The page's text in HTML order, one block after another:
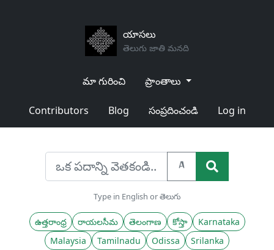
యాసలు
తెలుగు జాతి మనది
మా గురించి ప్రాంతాలు
Contributors Blog సంప్రదించండి Log in
A
Type in English or తెలుగు
ఉత్తరాంధ్ర రాయలసీమ తెలంగాణ కోస్తా
Karnataka
Malaysia
Tamilnadu Odissa
Srilanka